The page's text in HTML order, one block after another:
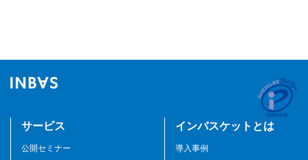
サービス
公開セミナー
インバスケットとは
導入事例